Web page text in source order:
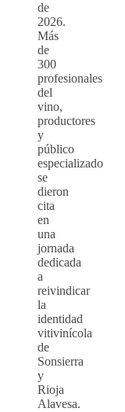
de
2026.
Más
de
300
profesionales
del
vino,
productores
y
público
especializado
se
dieron
cita
en
una
jornada
dedicada
a
reivindicar
la
identidad
vitivinícola
de
Sonsierra
y
Rioja
Alavesa.